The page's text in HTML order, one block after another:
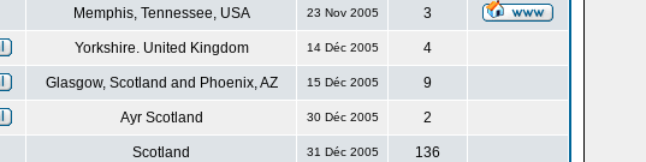
Memphis, Tennessee, USA 23 Nov 2005 3
Yorkshire. United Kingdom 14 Déc 2005 4
Glasgow, Scotland and Phoenix, AZ 15 Déc 2005 9
Ayr Scotland 30 Déc 2005 2
Scotland 31 Déc 2005 136